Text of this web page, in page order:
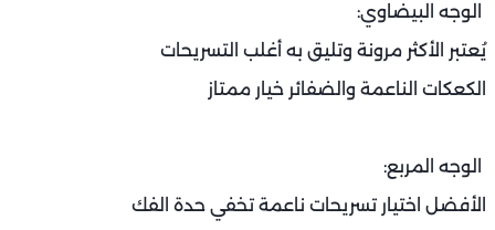
الوجه البيضاوي:
يُعتبر الأكثر مرونة وتليق به أغلب التسريحات
الكعكات الناعمة والضفائر خيار ممتاز
الوجه المربع:
الأفضل اختيار تسريحات ناعمة تخفي حدة الفك